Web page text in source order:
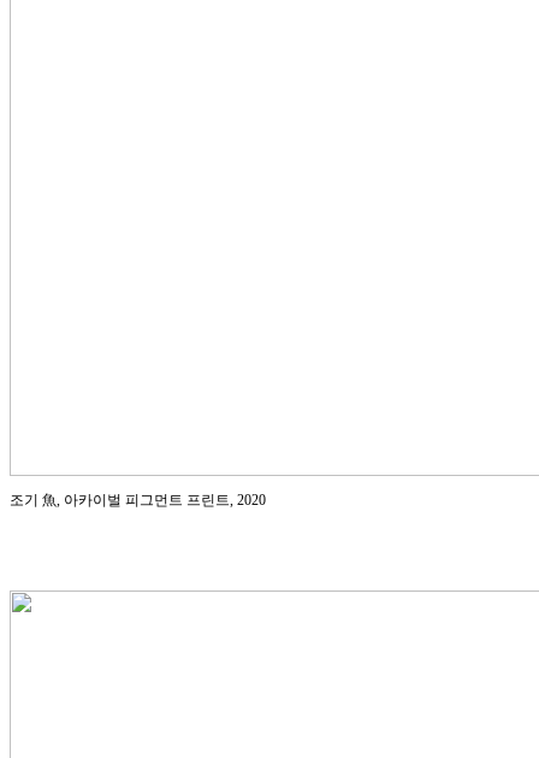
조기 魚, 아카이벌 피그먼트 프린트, 2020